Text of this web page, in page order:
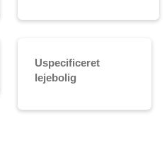
Uspecificeret
lejebolig